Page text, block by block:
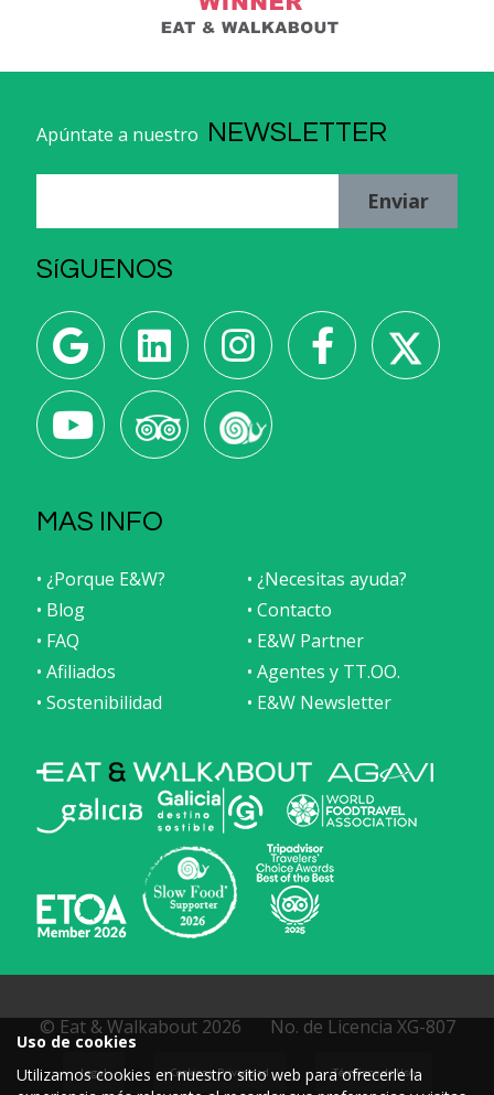
Apúntate a nuestro NEWSLETTER
Enviar
SíGUENOS
MAS INFO
• ¿Porque E&W?
• ¿Necesitas ayuda?
• Blog
• Contacto
• FAQ
• E&W Partner
• Afiliados
• Agentes y TT.OO.
• Sostenibilidad
• E&W Newsletter
© Eat & Walkabout 2026 No. de Licencia XG-807
Legal Cookies y Privacidad Términos de Uso
Uso de cookies
Utilizamos cookies en nuestro sitio web para ofrecerle la